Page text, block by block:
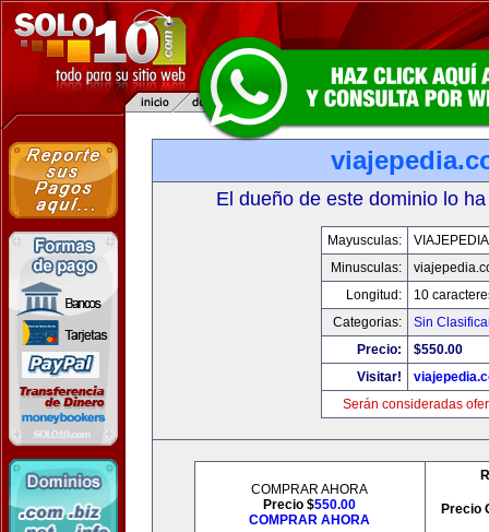
El dueño de este dominio lo
Mayusculas:
Minusculas:
Longitud:
10
Categorias:
Sin
Precio:
$550.00
Visitar!
Serán consideradas
COMPRAR AHORA
Precio $550.00
COMPRAR AHORA
Precio